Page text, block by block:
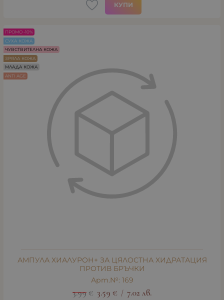
КУПИ
АМПУЛА ХИАЛУРОН+ ЗА ЦЯЛОСТНА ХИДРАТАЦИЯ
ПРОТИВ БРЪЧКИ
Арт.№: 169
3.99 € 3.59 € / 7.02 лв.
ПРОМО -10%
СУХА КОЖА
ЧУВСТВИТЕЛНА КОЖА
ЗРЯЛА КОЖА
МЛАДА КОЖА
ANTI AGE